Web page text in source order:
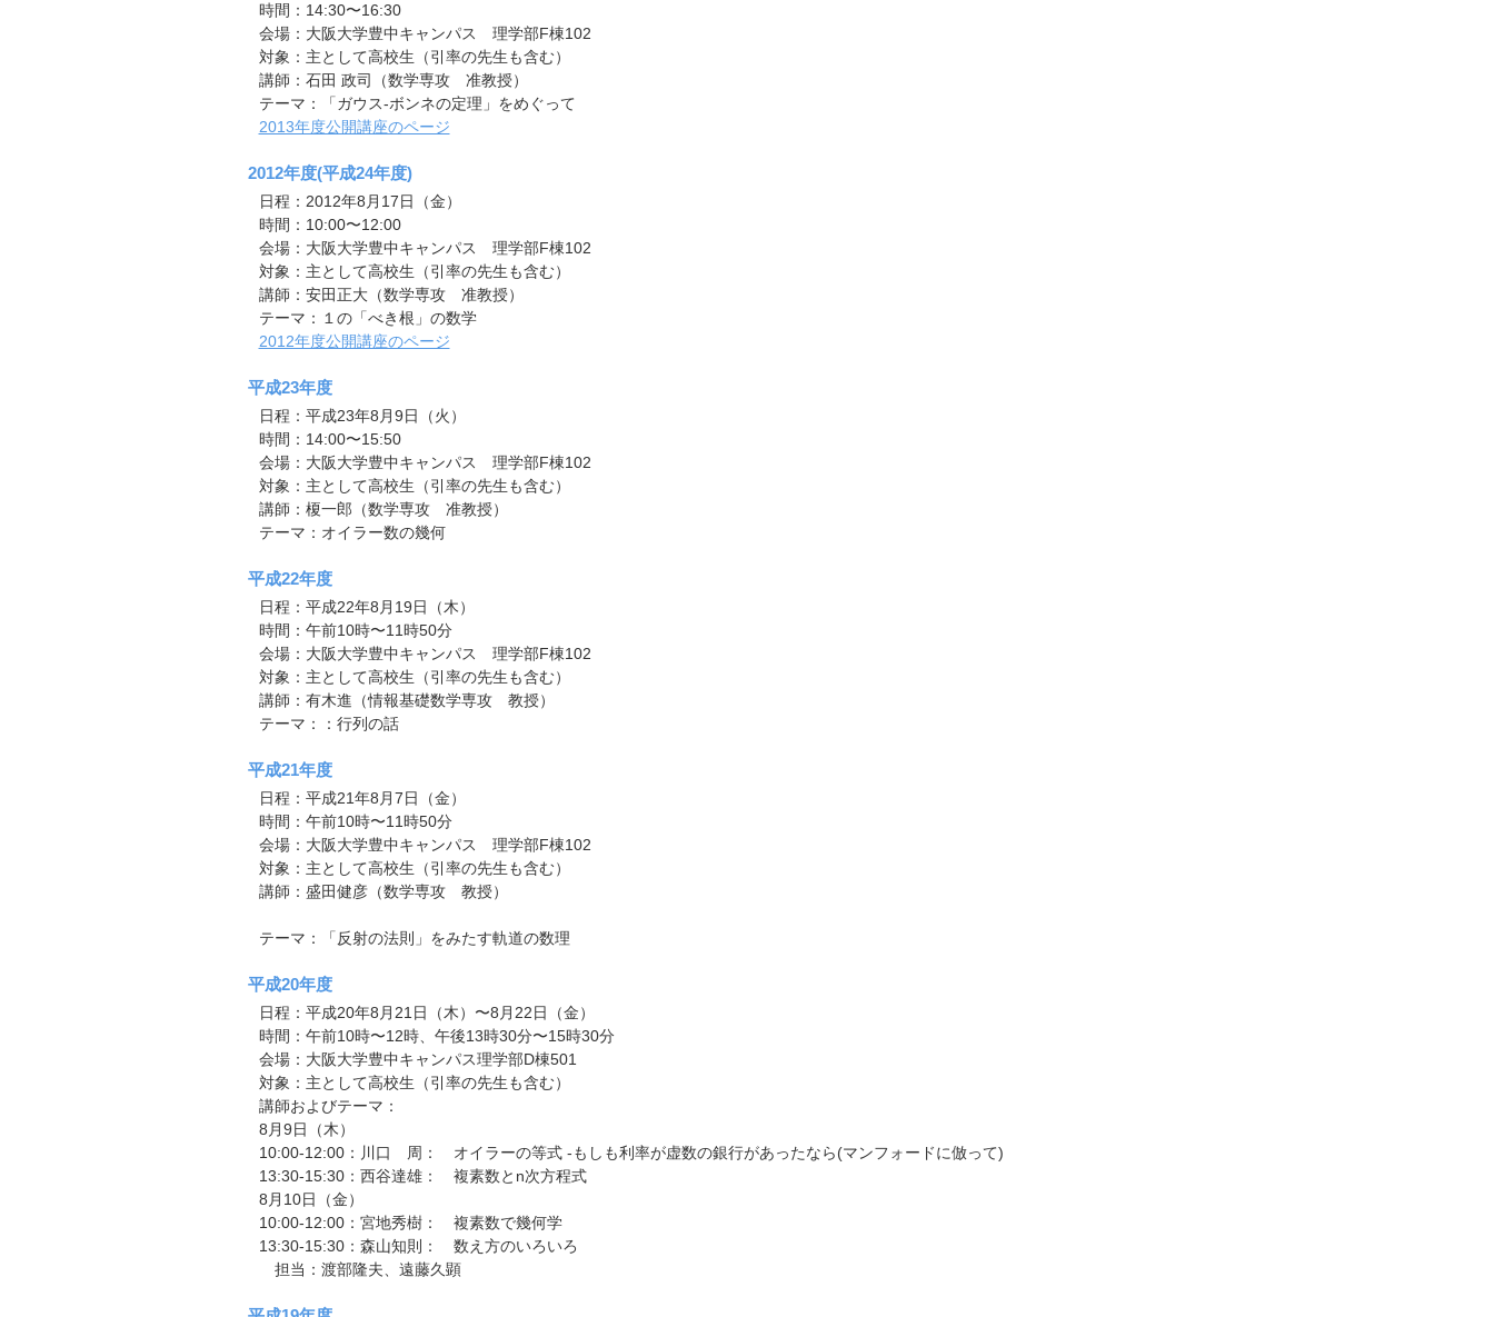
時間：14:30〜16:30
会場：大阪大学豊中キャンパス 理学部F棟102
対象：主として高校生（引率の先生も含む）
講師：石田 政司（数学専攻 准教授）
テーマ：「ガウス-ボンネの定理」をめぐって
2013年度公開講座のページ
2012年度(平成24年度)
日程：2012年8月17日（金）
時間：10:00〜12:00
会場：大阪大学豊中キャンパス 理学部F棟102
対象：主として高校生（引率の先生も含む）
講師：安田正大（数学専攻 准教授）
テーマ：１の「べき根」の数学
2012年度公開講座のページ
平成23年度
日程：平成23年8月9日（火）
時間：14:00〜15:50
会場：大阪大学豊中キャンパス 理学部F棟102
対象：主として高校生（引率の先生も含む）
講師：榎一郎（数学専攻 准教授）
テーマ：オイラー数の幾何
平成22年度
日程：平成22年8月19日（木）
時間：午前10時〜11時50分
会場：大阪大学豊中キャンパス 理学部F棟102
対象：主として高校生（引率の先生も含む）
講師：有木進（情報基礎数学専攻 教授）
テーマ：：行列の話
平成21年度
日程：平成21年8月7日（金）
時間：午前10時〜11時50分
会場：大阪大学豊中キャンパス 理学部F棟102
対象：主として高校生（引率の先生も含む）
講師：盛田健彦（数学専攻 教授）
テーマ：「反射の法則」をみたす軌道の数理
平成20年度
日程：平成20年8月21日（木）〜8月22日（金）
時間：午前10時〜12時、午後13時30分〜15時30分
会場：大阪大学豊中キャンパス理学部D棟501
対象：主として高校生（引率の先生も含む）
講師およびテーマ：
8月9日（木）
10:00-12:00：川口 周： オイラーの等式 -もしも利率が虚数の銀行があったなら(マンフォードに倣って)
13:30-15:30：西谷達雄： 複素数とn次方程式
8月10日（金）
10:00-12:00：宮地秀樹： 複素数で幾何学
13:30-15:30：森山知則： 数え方のいろいろ
担当：渡部隆夫、遠藤久顕